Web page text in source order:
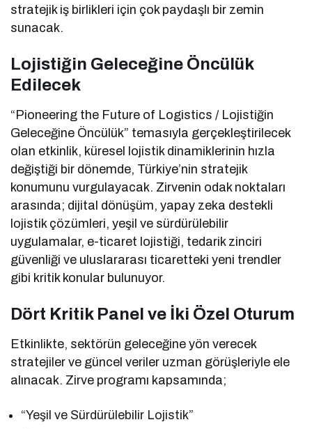
stratejik iş birlikleri için çok paydaşlı bir zemin
sunacak.
Lojistiğin Geleceğine Öncülük
Edilecek
“Pioneering the Future of Logistics / Lojistiğin
Geleceğine Öncülük” temasıyla gerçekleştirilecek
olan etkinlik, küresel lojistik dinamiklerinin hızla
değiştiği bir dönemde, Türkiye’nin stratejik
konumunu vurgulayacak. Zirvenin odak noktaları
arasında; dijital dönüşüm, yapay zeka destekli
lojistik çözümleri, yeşil ve sürdürülebilir
uygulamalar, e-ticaret lojistiği, tedarik zinciri
güvenliği ve uluslararası ticaretteki yeni trendler
gibi kritik konular bulunuyor.
Dört Kritik Panel ve İki Özel Oturum
Etkinlikte, sektörün geleceğine yön verecek
stratejiler ve güncel veriler uzman görüşleriyle ele
alınacak. Zirve programı kapsamında;
“Yeşil ve Sürdürülebilir Lojistik”